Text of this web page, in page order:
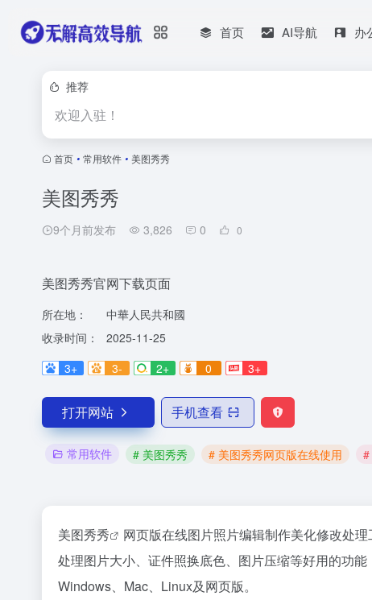
首页 AI导航 办
推荐
欢迎入驻！
首页 • 常用软件 • 美图秀秀
美图秀秀
9个月前发布 3,826 0 0
美图秀秀官网下载页面
所在地：
中華人民共和國
收录时间：
2025-11-25
3+
3- 2+ 0 3+
打开网站 手机查看
常用软件 # 美图秀秀 # 美图秀秀网页版在线使用 #
美图秀秀
网页版在线图片照片编辑制作美化修改处
处理图片大小、证件照换底色、图片压缩等好用的功
Windows、Mac、Linux及网页版。